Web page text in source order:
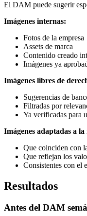
El DAM puede sugerir
Imágenes internas:
Fotos de la empresa
Assets de marca
Contenido creado
Imágenes ya
Imágenes libres de
Sugerencias de
Filtradas por
Ya verificadas para
Imágenes adaptadas a la
Que coinciden con
Que reflejan los
Consistentes con el
Resultados
Antes del DAM